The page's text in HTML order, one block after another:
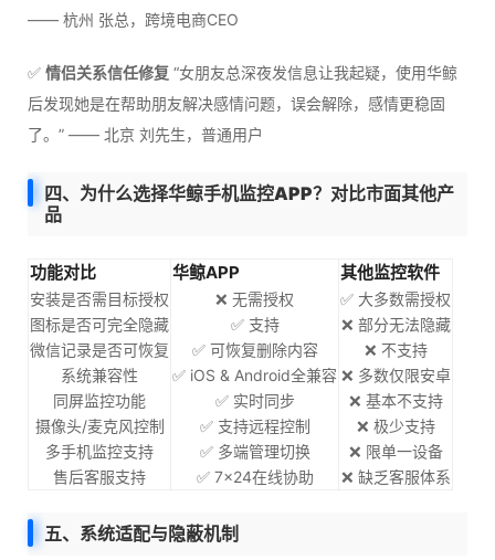
—— 杭州 张总，跨境电商CEO
✅ 情侣关系信任修复 “女朋友总深夜发信息让我起疑，使用华鲸
后发现她是在帮助朋友解决感情问题，误会解除，感情更稳固
了。” —— 北京 刘先生，普通用户
四、为什么选择华鲸手机监控APP？对比市面其他产
品
功能对比 华鲸APP 其他监控软件
安装是否需目标授权 ❌ 无需授权
✅ 大多数需授权
图标是否可完全隐藏
✅ 支持
❌ 部分无法隐藏
微信记录是否可恢复
✅ 可恢复删除内容
❌ 不支持
系统兼容性
✅ iOS & Android全兼容 ❌ 多数仅限安卓
同屏监控功能
✅ 实时同步
❌ 基本不支持
摄像头/麦克风控制
✅ 支持远程控制
❌ 极少支持
多手机监控支持
✅ 多端管理切换
❌ 限单一设备
售后客服支持
✅ 7×24在线协助 ❌ 缺乏客服体系
五、系统适配与隐蔽机制